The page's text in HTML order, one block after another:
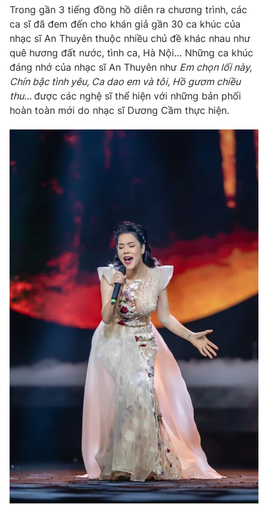
Giải sao mai
Làm đẹp
Chất lượng cuộc sống
Tuyển sinh
Học trực tuyến
Công nghệ
Hitech Công nghệ tương lai
Sản phẩm
Thị trường
Giao lưu trực tuyến
Lịch phát sóng
Chuyên mục khác
Emagazine
Shorts video
VTV Money VTV Thể thao
VTV Sức khoẻ Bất động sản
Tấm lòng Việt
VTV4 Vươn mình bằng AI
VTV8
Liên hệ tòa soạn English
THỜI BÁO VTV
Trong gần 3 tiếng đồng hồ diễn ra chương trình, các
ca sĩ đã đem đến cho khán giả gần 30 ca khúc của
nhạc sĩ An Thuyên thuộc nhiều chủ đề khác nhau như
quê hương đất nước, tình ca, Hà Nội… Những ca khúc
đáng nhớ của nhạc sĩ An Thuyên như Em chọn lối này,
Chín bậc tình yêu, Ca dao em và tôi, Hồ gươm chiều
thu… được các nghệ sĩ thể hiện với những bản phối
hoàn toàn mới do nhạc sĩ Dương Cầm thực hiện.